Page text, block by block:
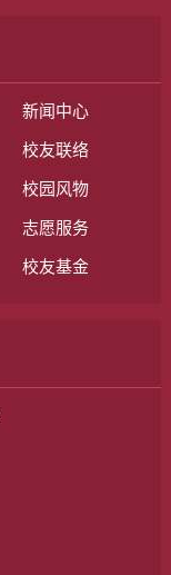
新闻中心
校友联络
校园风物
志愿服务
校友基金